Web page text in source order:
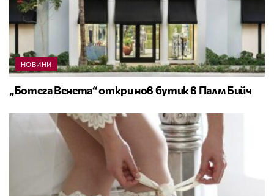
НОВИНИ
„Ботега Венета“ откри нов бутик в Палм Бийч